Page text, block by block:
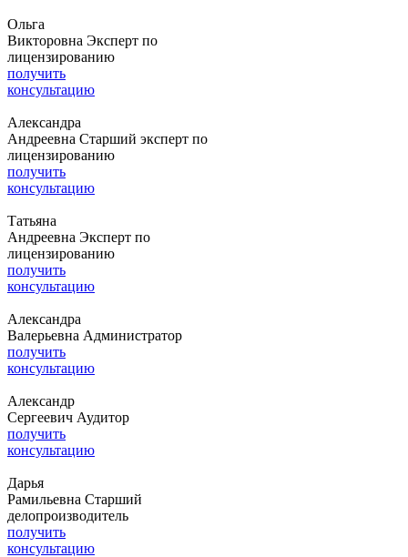
Ольга
Викторовна Эксперт по
лицензированию
получить
консультацию
Александра
Андреевна Старший эксперт по
лицензированию
получить
консультацию
Татьяна
Андреевна Эксперт по
лицензированию
получить
консультацию
Александра
Валерьевна Администратор
получить
консультацию
Александр
Сергеевич Аудитор
получить
консультацию
Дарья
Рамильевна Старший
делопроизводитель
получить
консультацию